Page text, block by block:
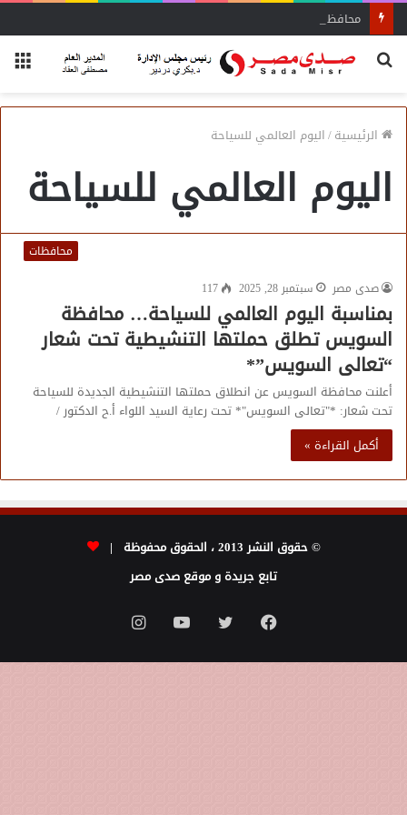
محافظ سوهاج يشدد على الإزالة الفورية
بحث
الرئيسية/اليوم العالمي للسياحة
اليوم العالمي للسياحة
محافظات
صدى مصر
سبتمبر 28, 2025 117
بمناسبة اليوم العالمي للسياحة… محافظة
السويس تطلق حملتها التنشيطية تحت شعار
“تعالى السويس”*
أعلنت محافظة السويس عن انطلاق حملتها التنشيطية الجديدة للسياحة
تحت شعار: *"تعالى السويس"* تحت رعاية السيد اللواء أ.ح الدكتور /
أكمل القراءة »
© حقوق النشر 2013 ، الحقوق محفوظة |
تابع جريدة و موقع صدى مصر
فيسبوك تويتر يوتيوبانستقرام